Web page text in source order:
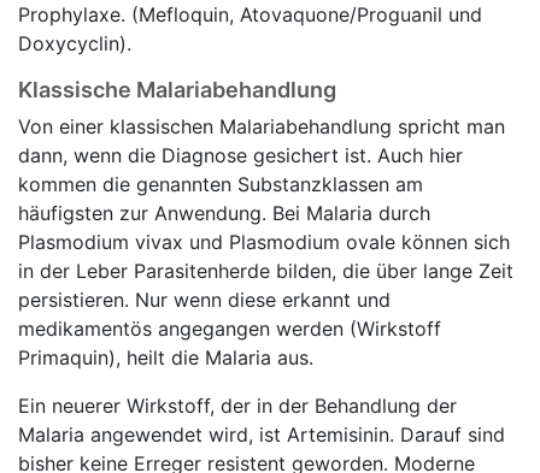
Prophylaxe. (Mefloquin, Atovaquone/Proguanil und
Doxycyclin).
Klassische Malariabehandlung
Von einer klassischen Malariabehandlung spricht man
dann, wenn die Diagnose gesichert ist. Auch hier
kommen die genannten Substanzklassen am
häufigsten zur Anwendung. Bei Malaria durch
Plasmodium vivax und Plasmodium ovale können sich
in der Leber Parasitenherde bilden, die über lange Zeit
persistieren. Nur wenn diese erkannt und
medikamentös angegangen werden (Wirkstoff
Primaquin), heilt die Malaria aus.
Ein neuerer Wirkstoff, der in der Behandlung der
Malaria angewendet wird, ist Artemisinin. Darauf sind
bisher keine Erreger resistent geworden. Moderne